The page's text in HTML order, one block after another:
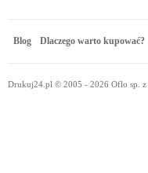
Blog Dlaczego warto kupować?
Drukuj24.pl © 2005 - 2026 Oflo sp. z